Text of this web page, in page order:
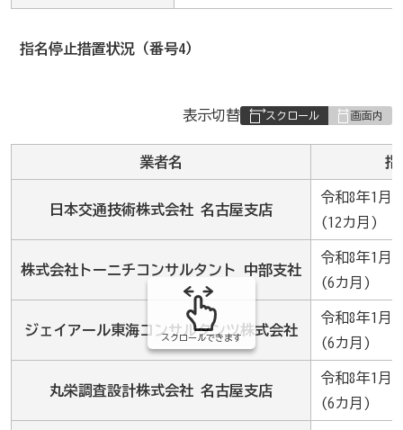
指名停止措置状況（番号4）
表
の
表示切替
業者名 指
日本交通技術株式会社 名古屋支店
令和8年1月
(12カ月)
株式会社トーニチコンサルタント 中部支社
令和8年1月
(6カ月)
ジェイアール東海コンサルタンツ株式会社
令和8年1月
(6カ月)
丸栄調査設計株式会社 名古屋支店
令和8年1月
(6カ月)
スクロールできます